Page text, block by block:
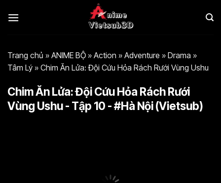
qua
Trang chủ » ANIME BỘ » Action » Adventure » Drama »
Tâm Lý » Chim Ăn Lửa: Đội Cứu Hỏa Rách Rưới Vùng Ushu
Chim Ăn Lửa: Đội Cứu Hỏa Rách Rưới
Vùng Ushu - Tập 10 - #Hà Nội (Vietsub)